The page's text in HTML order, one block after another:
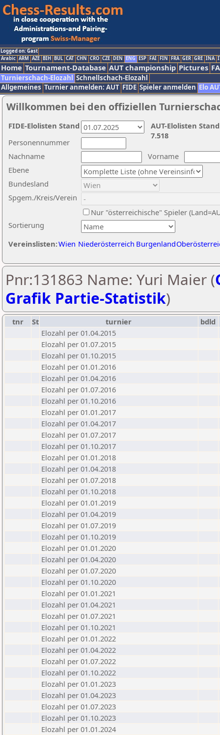
Logged on: Gast
Arabic ARM AZE BIH BUL CAT CHN CRO CZE DEN ENG ESP FAI FIN FRA GER GRE INA
Home Tournament-Database AUT championship Pictures
Turnierschach-Elozahl Schnellschach-Elozahl
Allgemeines Turnier anmelden: AUT FIDE Spieler anmelden Elo
Willkommen bei den offiziellen
Nachname
Vorname
Ebene
Sortierung
Personennummer
Bundesland
Spgem./Kreis/Verein
Nur "österreichische" Spieler
Vereinslisten:Wien Niederösterreich Burgenland
AUT-Elolisten
7.518
FIDE-Elolisten Stand
Pnr:131863 Name: Yuri Maier (
Grafik Partie-Statistik)
tnr St turnier bdld
Elozahl per 01.04.2015
Elozahl per 01.07.2015
Elozahl per 01.10.2015
Elozahl per 01.01.2016
Elozahl per 01.04.2016
Elozahl per 01.07.2016
Elozahl per 01.10.2016
Elozahl per 01.01.2017
Elozahl per 01.04.2017
Elozahl per 01.07.2017
Elozahl per 01.10.2017
Elozahl per 01.01.2018
Elozahl per 01.04.2018
Elozahl per 01.07.2018
Elozahl per 01.10.2018
Elozahl per 01.01.2019
Elozahl per 01.04.2019
Elozahl per 01.07.2019
Elozahl per 01.10.2019
Elozahl per 01.01.2020
Elozahl per 01.04.2020
Elozahl per 01.07.2020
Elozahl per 01.10.2020
Elozahl per 01.01.2021
Elozahl per 01.04.2021
Elozahl per 01.07.2021
Elozahl per 01.10.2021
Elozahl per 01.01.2022
Elozahl per 01.04.2022
Elozahl per 01.07.2022
Elozahl per 01.10.2022
Elozahl per 01.01.2023
Elozahl per 01.04.2023
Elozahl per 01.07.2023
Elozahl per 01.10.2023
Elozahl per 01.01.2024